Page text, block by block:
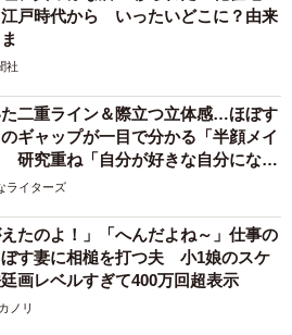
戸時代から いったいどこに？由来
社
二重ライン＆際立つ立体感…ほぼす
ギャップが一目で分かる「半顔メイ
研究重ね「自分が好きな自分になれ
ライターズ
えたのよ！」「へんだよね～」仕事の
す妻に相槌を打つ夫 小1娘のスケ
画レベルすぎて400万回超表示
ノリ